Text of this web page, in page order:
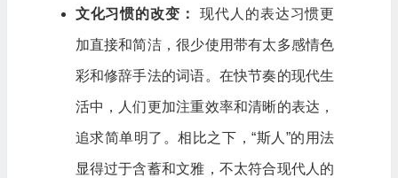
文化习惯的改变： 现代人的表达习惯更
加直接和简洁，很少使用带有太多感情色
彩和修辞手法的词语。在快节奏的现代生
活中，人们更加注重效率和清晰的表达，
追求简单明了。相比之下，“斯人”的用法
显得过于含蓄和文雅，不太符合现代人的